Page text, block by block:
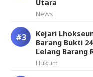
Utara
News
Kejari
Barang Bukti
Lelang Barang
Hukum